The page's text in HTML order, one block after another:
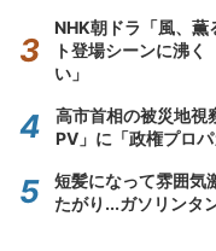
NHK朝ドラ「風、薫
ト登場シーンに沸
い」
高市首相の被災地
PV」に「政権プロ
短髪になって雰囲気
たがり...ガソリンタ